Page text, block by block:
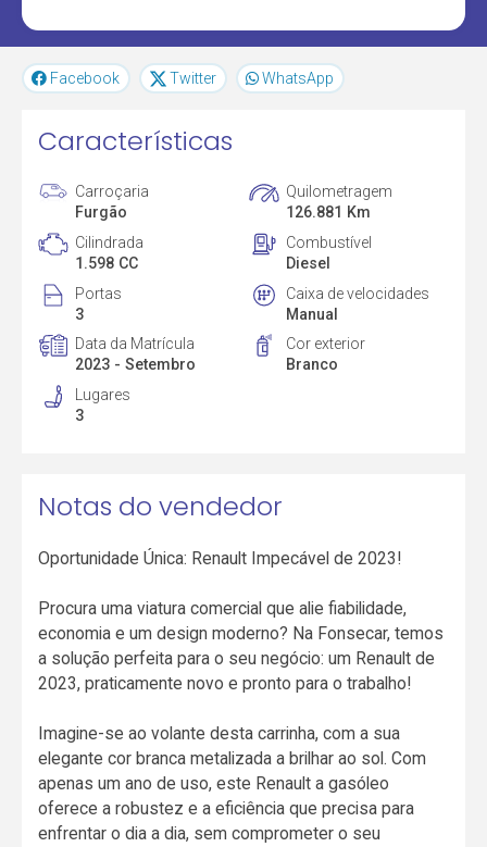
Facebook Twitter WhatsApp
Características
Carroçaria
Furgão
Quilometragem
126.881 Km
Cilindrada
1.598 CC
Combustível
Diesel
Portas
3
Caixa de velocidades
Manual
Data da Matrícula
2023 - Setembro
Cor exterior
Branco
Lugares
3
Notas do vendedor
Oportunidade Única: Renault Impecável de 2023!
Procura uma viatura comercial que alie fiabilidade,
economia e um design moderno? Na Fonsecar, temos
a solução perfeita para o seu negócio: um Renault de
2023, praticamente novo e pronto para o trabalho!
Imagine-se ao volante desta carrinha, com a sua
elegante cor branca metalizada a brilhar ao sol. Com
apenas um ano de uso, este Renault a gasóleo
oferece a robustez e a eficiência que precisa para
enfrentar o dia a dia, sem comprometer o seu